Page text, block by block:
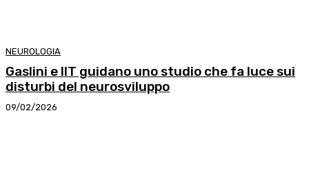
NEUROLOGIA
Gaslini e IIT guidano uno studio che fa luce sui
disturbi del neurosviluppo
09/02/2026